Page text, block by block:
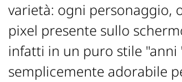
varietà: ogni personaggio,
pixel presente sullo
infatti in un puro stile "anni
semplicemente adorabile